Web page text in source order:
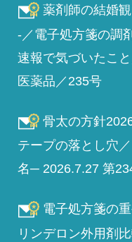
薬剤師の結婚
-／電子処方箋の調
速報で気づいたこ
医薬品／235号
骨太の方針
テープの落とし穴
名─ 2026.7.27 第
電子処方箋の
リンデロン外用剤